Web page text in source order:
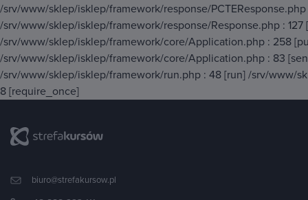
/srv/www/sklep/isklep/framework/response/
/srv/www/sklep/isklep/framework/response/Response.php : 127
/srv/www/sklep/isklep/framework/core/Application.php : 258
/srv/www/sklep/isklep/framework/core/Application.php : 83
/srv/www/sklep/isklep/framework/run.php : 48 [run] /srv/www/
8 [require_once]
biuro@strefakursow.pl